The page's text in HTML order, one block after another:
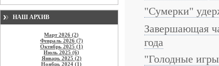
НАШ АРХИВ
Март 2026 (2)
Февраль 2026 (7)
Октябрь 2025 (1)
Июль 2025 (6)
Январь 2025 (2)
Ноябрь 2024 (1)
"Сумерки"
Завершающая
года
"Голодные